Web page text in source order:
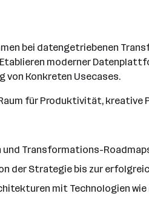
bei datengetriebenen
moderner
von Konkreten Usecases.
für Produktivität, kreative
Transformations-
der Strategie bis zur
mit Technologien